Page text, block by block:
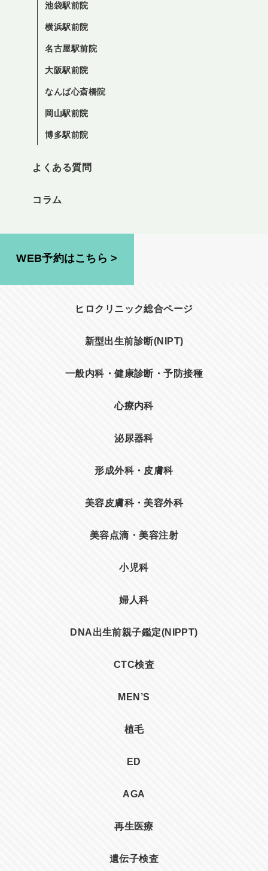
池袋駅前院
横浜駅前院
名古屋駅前院
大阪駅前院
なんば心斎橋院
岡山駅前院
博多駅前院
よくある質問
コラム
WEB予約はこちら >
ヒロクリニック総合ページ
新型出生前診断(NIPT)
一般内科・健康診断・予防接種
心療内科
泌尿器科
形成外科・皮膚科
美容皮膚科・美容外科
美容点滴・美容注射
小児科
婦人科
DNA出生前親子鑑定(NIPPT)
CTC検査
MEN’S
植毛
ED
AGA
再生医療
遺伝子検査